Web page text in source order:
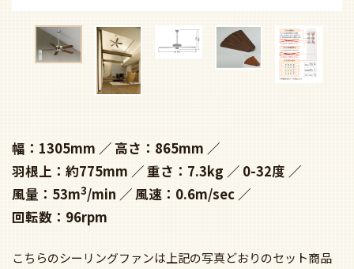
幅：1305mm
高さ：865mm
羽根上：約775mm
重さ：7.3kg
0-32度
風量：53m3/min
風速：0.6m/sec
回転数：96rpm
こちらのシーリングファンは上記の写真どおりのセット商品